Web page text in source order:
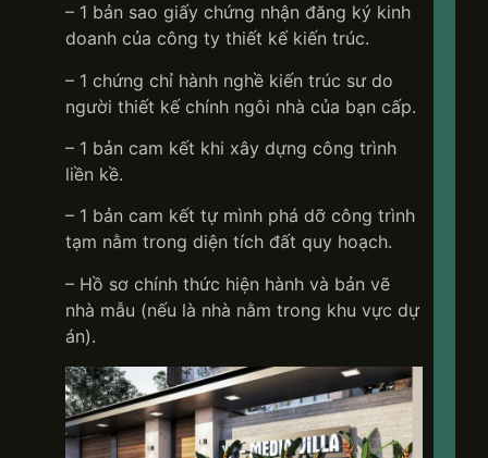
– 1 bản sao giấy chứng nhận đăng ký kinh
doanh của công ty thiết kế kiến ​​trúc.
– 1 chứng chỉ hành nghề kiến ​​trúc sư do
người thiết kế chính ngôi nhà của bạn cấp.
– 1 bản cam kết khi xây dựng công trình
liền kề.
– 1 bản cam kết tự mình phá dỡ công trình
tạm nằm trong diện tích đất quy hoạch.
– Hồ sơ chính thức hiện hành và bản vẽ
nhà mẫu (nếu là nhà nằm trong khu vực dự
án).